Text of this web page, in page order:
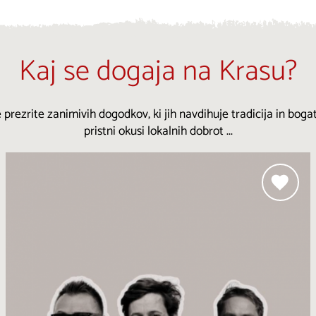
Kaj se dogaja na Krasu?
prezrite zanimivih dogodkov, ki jih navdihuje tradicija in
pristni okusi lokalnih dobrot ...